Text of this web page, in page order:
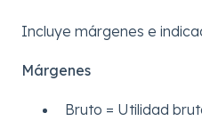
Incluye márgenes e
Márgenes
Bruto = Utilidad